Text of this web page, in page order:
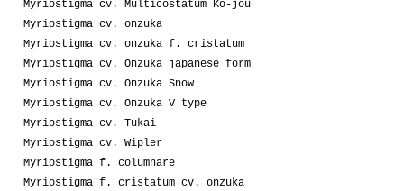
Myriostigma cv. Multicostatum Ko-jou
Myriostigma cv. onzuka
Myriostigma cv. onzuka f. cristatum
Myriostigma cv. Onzuka japanese form
Myriostigma cv. Onzuka Snow
Myriostigma cv. Onzuka V type
Myriostigma cv. Tukai
Myriostigma cv. Wipler
Myriostigma f. columnare
Myriostigma f. cristatum cv. onzuka